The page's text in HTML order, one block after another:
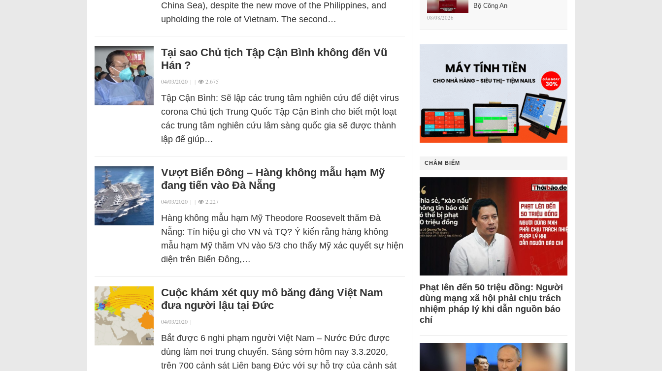
China Sea), despite the new move of the Philippines, and
upholding the role of Vietnam. The second…
Tại sao Chủ tịch Tập Cận Bình không đến Vũ
Hán ?
04/03/2020 | | 2.675
Tập Cận Bình: Sẽ lập các trung tâm nghiên cứu để diệt virus
corona Chủ tịch Trung Quốc Tập Cận Bình cho biết một loạt
các trung tâm nghiên cứu lâm sàng quốc gia sẽ được thành
lập để giúp…
Vượt Biển Đông – Hàng không mẫu hạm Mỹ
đang tiến vào Đà Nẵng
04/03/2020 | | 2.227
Hàng không mẫu hạm Mỹ Theodore Roosevelt thăm Đà
Nẵng: Tín hiệu gì cho VN và TQ? Ý kiến rằng hàng không
mẫu hạm Mỹ thăm VN vào 5/3 cho thấy Mỹ xác quyết sự hiện
diện trên Biển Đông,…
Cuộc khám xét quy mô băng đảng Việt Nam
đưa người lậu tại Đức
04/03/2020 |
Bắt được 6 nghi phạm người Việt Nam – Nước Đức được
dùng làm nơi trung chuyển. Sáng sớm hôm nay 3.3.2020,
trên 700 cảnh sát Liên bang Đức với sự hỗ trợ của cảnh sát
Bộ Công An
08/08/2026
CHÂM BIẾM
Phạt lên đến 50 triệu đồng: Người
dùng mạng xã hội phải chịu trách
nhiệm pháp lý khi dẫn nguồn báo
chí